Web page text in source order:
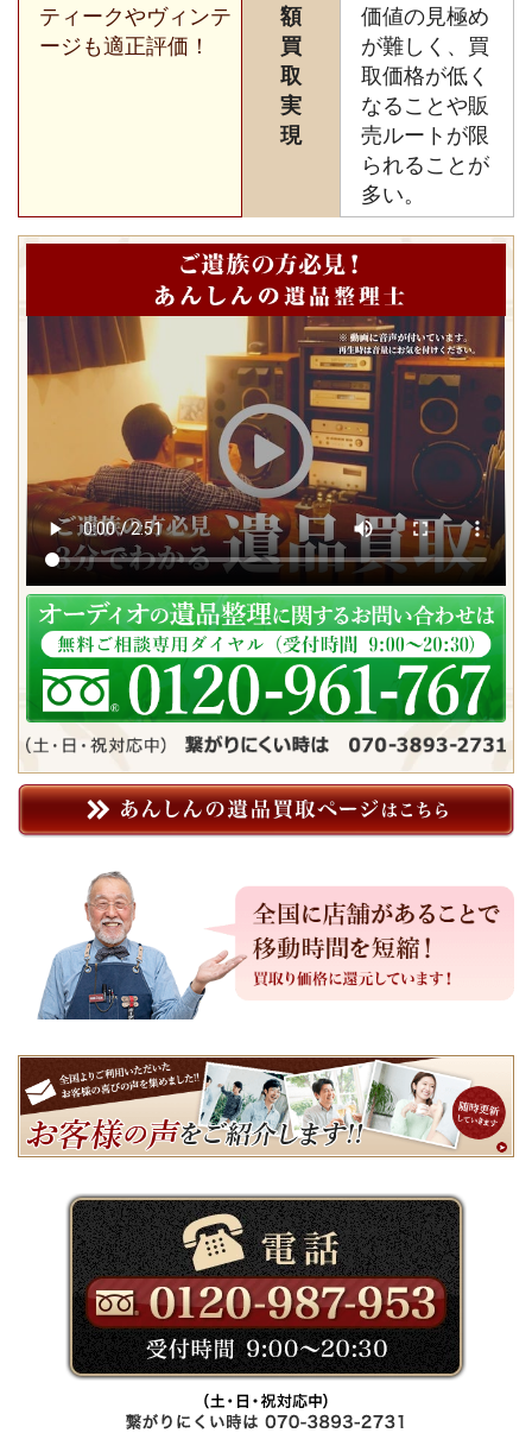
ティークやヴィンテ
ージも適正評価！
額
買
取
実
現
価値の見極め
が難しく、買
取価格が低く
なることや販
売ルートが限
られることが
多い。